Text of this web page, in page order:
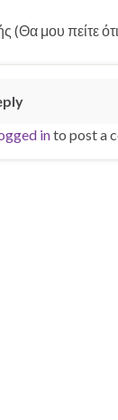
μου πείτε ότι
into post a